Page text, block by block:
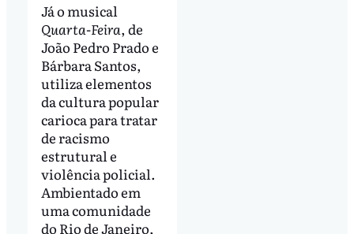
Já o musical
Quarta-Feira, de
João Pedro Prado e
Bárbara Santos,
utiliza elementos
da cultura popular
carioca para tratar
de racismo
estrutural e
violência policial.
Ambientado em
uma comunidade
do Rio de Janeiro,